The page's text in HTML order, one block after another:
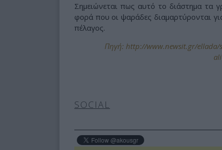
Σημειώνεται πως αυτό το διάστημα τα
φορά που οι ψαράδες διαμαρτύρονται
πέλαγος.
Πηγή: http://www.newsit.gr/ellada/
SOCIAL